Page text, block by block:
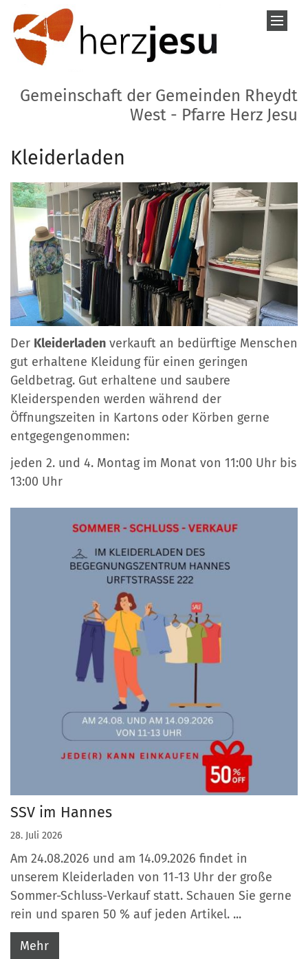
Zum Inhalt springen
Gemeinschaft der Gemeinden Rheydt
West - Pfarre Herz Jesu
Kleiderladen
Der Kleiderladen verkauft an bedürftige Menschen
gut erhaltene Kleidung für einen geringen
Geldbetrag. Gut erhaltene und saubere
Kleiderspenden werden während der
Öffnungszeiten in Kartons oder Körben gerne
entgegengenommen:
jeden 2. und 4. Montag im Monat von 11:00 Uhr bis
13:00 Uhr
SSV im Hannes
28. Juli 2026
Am 24.08.2026 und am 14.09.2026 findet in
unserem Kleiderladen von 11-13 Uhr der große
Sommer-Schluss-Verkauf statt. Schauen Sie gerne
rein und sparen 50 % auf jeden Artikel. ...
Mehr